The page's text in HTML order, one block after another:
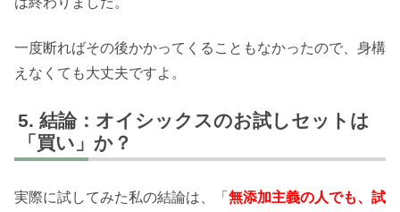
一度断ればその後かかってくることもなかったので、身構
えなくても大丈夫ですよ。
結論：オイシックスのお試しセットは
「買い」か？
実際に試してみた私の結論は、「 無添加主義の人でも、試